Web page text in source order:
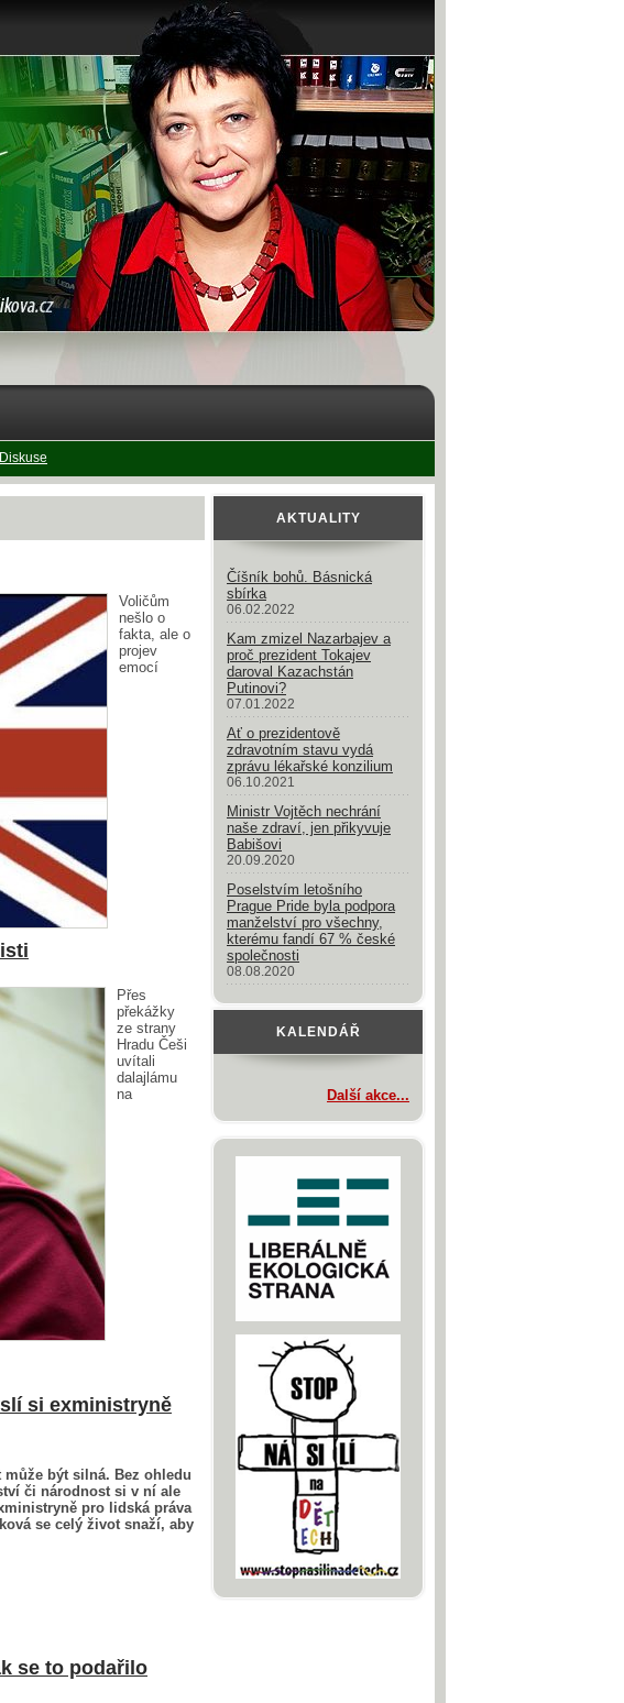
Voličům
nešlo o
fakta, ale o
projev
emocí
Přes
překážky
ze strany
Hradu Češi
uvítali
dalajlámu
na
si exministryně
být silná. Bez ohledu
či národnost si v ní ale
pro lidská práva
se celý život snaží, aby
se to podařilo
AKTUALITY
Číšník bohů. Básnická
sbírka
06.02.2022
Kam zmizel Nazarbajev a
proč prezident Tokajev
daroval Kazachstán
Putinovi?
07.01.2022
Ať o prezidentově
zdravotním stavu vydá
zprávu lékařské konzilium
06.10.2021
Ministr Vojtěch nechrání
naše zdraví, jen přikyvuje
Babišovi
20.09.2020
Poselstvím letošního
Prague Pride byla podpora
manželství pro všechny,
kterému fandí 67 % české
společnosti
08.08.2020
KALENDÁŘ
Další akce...
Diskuse